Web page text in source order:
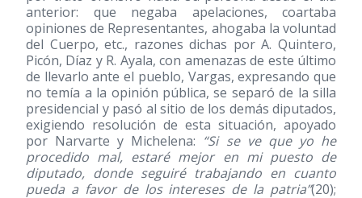
anterior: que negaba apelaciones, coartaba
opiniones de Representantes, ahogaba la voluntad
del Cuerpo, etc., razones dichas por A. Quintero,
Picón, Díaz y R. Ayala, con amenazas de este último
de llevarlo ante el pueblo, Vargas, expresando que
no temía a la opinión pública, se separó de la silla
presidencial y pasó al sitio de los demás diputados,
exigiendo resolución de esta situación, apoyado
por Narvarte y Michelena: “Si se ve que yo he
procedido mal, estaré mejor en mi puesto de
diputado, donde seguiré trabajando en cuanto
pueda a favor de los intereses de la patria”(20);